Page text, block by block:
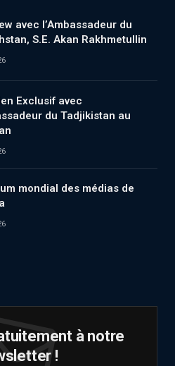
avec l’Ambassadeur du
S.E. Akan Rakhmetullin
Exclusif avec
du Tadjikistan au
mondial des médias de
à notre
!